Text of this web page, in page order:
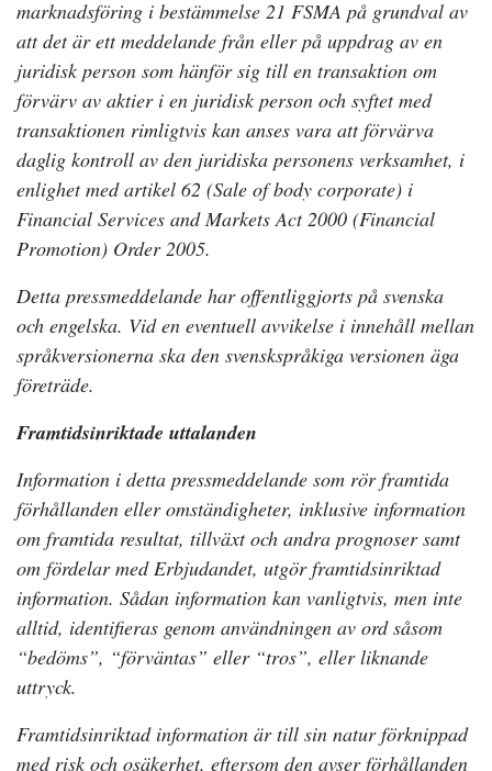
marknadsföring i bestämmelse 21 FSMA på grundval av
att det är ett meddelande från eller på uppdrag av en
juridisk person som hänför sig till en transaktion om
förvärv av aktier i en juridisk person och syftet med
transaktionen rimligtvis kan anses vara att förvärva
daglig kontroll av den juridiska personens verksamhet, i
enlighet med artikel 62 (Sale of body corporate) i
Financial Services and Markets Act 2000 (Financial
Promotion) Order 2005.
Detta pressmeddelande har offentliggjorts på svenska
och engelska. Vid en eventuell avvikelse i innehåll mellan
språkversionerna ska den svenskspråkiga versionen äga
företräde.
Framtidsinriktade uttalanden
Information i detta pressmeddelande som rör framtida
förhållanden eller omständigheter, inklusive information
om framtida resultat, tillväxt och andra prognoser samt
om fördelar med Erbjudandet, utgör framtidsinriktad
information. Sådan information kan vanligtvis, men inte
alltid, identifieras genom användningen av ord såsom
“bedöms”, “förväntas” eller “tros”, eller liknande
uttryck.
Framtidsinriktad information är till sin natur förknippad
med risk och osäkerhet, eftersom den avser förhållanden